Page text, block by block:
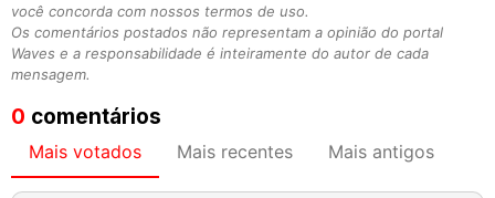
você concorda com nossos termos de uso.
Os comentários postados não representam a opinião do portal
Waves e a responsabilidade é inteiramente do autor de cada
mensagem.
0 comentários
Mais votados Mais recentes Mais antigos